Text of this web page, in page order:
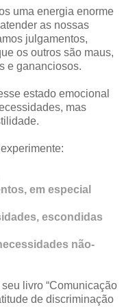
uma energia enorme
as nossas
julgamentos,
os outros são maus,
e gananciosos.
estado emocional
mas
em especial
escondidas
não-
livro “Comunicação
de discriminação